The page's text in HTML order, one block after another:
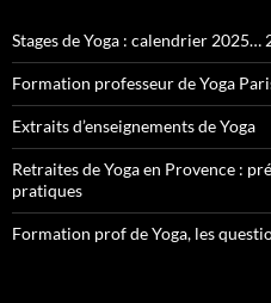
Stages de Yoga : calendrier 2025…
Formation professeur de Yoga
Extraits d’enseignements de Yoga
Retraites de Yoga en Provence :
pratiques
Formation prof de Yoga, les